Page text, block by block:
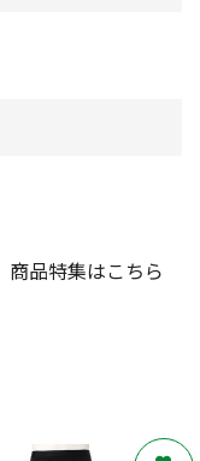
商品特集はこちら